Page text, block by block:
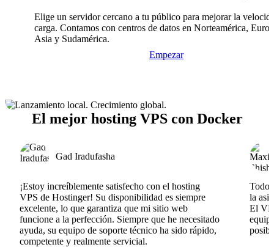
Elige un servidor cercano a tu público para mejorar la
carga. Contamos con centros de datos en Norteamérica,
Asia y Sudamérica.
Empezar
El mejor hosting VPS con Docker
Gad Iradufasha
¡Estoy increíblemente satisfecho con el hosting
VPS de Hostinger! Su disponibilidad es siempre
excelente, lo que garantiza que mi sitio web
funcione a la perfección. Siempre que he necesitado
ayuda, su equipo de soporte técnico ha sido rápido,
competente y realmente servicial.
Todo
la
El